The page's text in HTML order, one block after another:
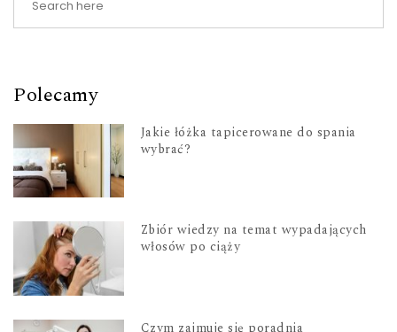
Polecamy
Jakie łóżka tapicerowane do spania
wybrać?
Zbiór wiedzy na temat wypadających
włosów po ciąży
Czym zajmuje się poradnia